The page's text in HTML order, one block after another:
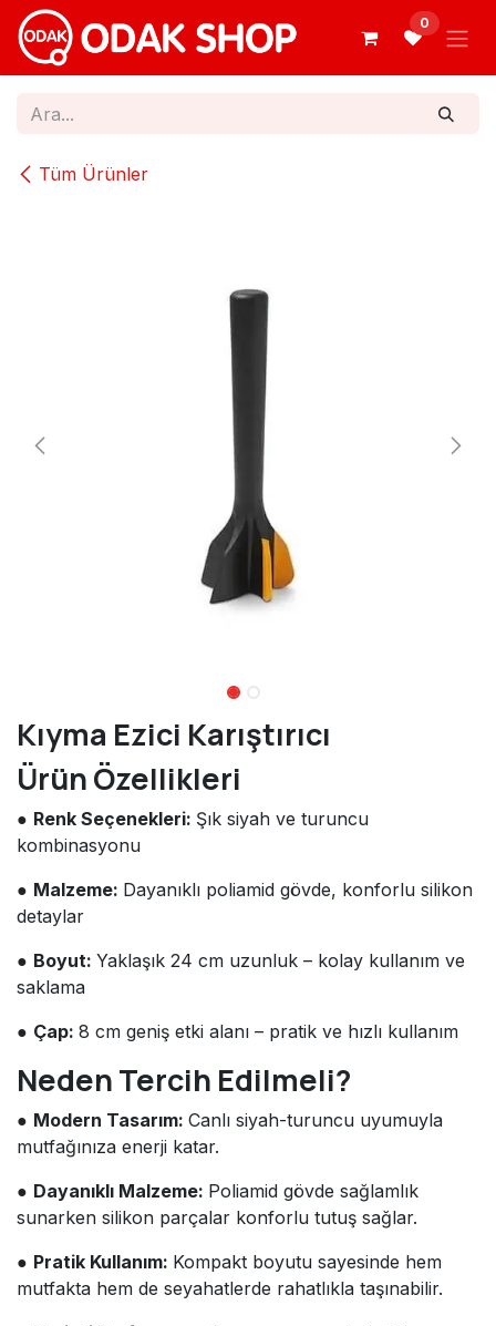
İçereği Atla
0
Tüm Ürünler
Kıyma Ezici Karıştırıcı
Ürün Özellikleri
● Renk Seçenekleri: Şık siyah ve turuncu
kombinasyonu
● Malzeme: Dayanıklı poliamid gövde, konforlu silikon
detaylar
● Boyut: Yaklaşık 24 cm uzunluk – kolay kullanım ve
saklama
● Çap: 8 cm geniş etki alanı – pratik ve hızlı kullanım
Neden Tercih Edilmeli?
● Modern Tasarım: Canlı siyah-turuncu uyumuyla
mutfağınıza enerji katar.
● Dayanıklı Malzeme: Poliamid gövde sağlamlık
sunarken silikon parçalar konforlu tutuş sağlar.
● Pratik Kullanım: Kompakt boyutu sayesinde hem
mutfakta hem de seyahatlerde rahatlıkla taşınabilir.